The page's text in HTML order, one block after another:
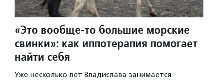
«Это вообще-то большие морские
свинки»: как иппотерапия помогает
найти себя
Уже несколько лет Владислава занимается